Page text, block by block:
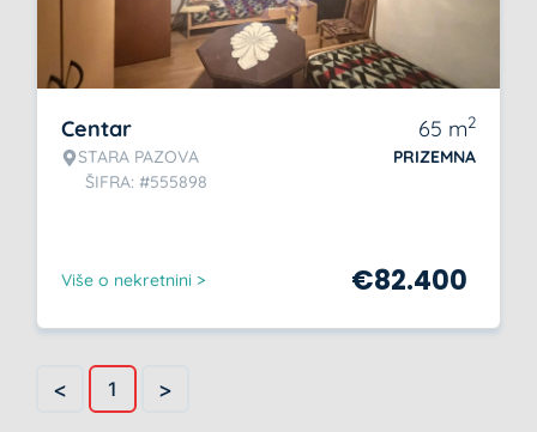
Centar
STARA PAZOVA
ŠIFRA: #555898
65 m2
PRIZEMNA
Više o nekretnini > €82.400
< 1 >